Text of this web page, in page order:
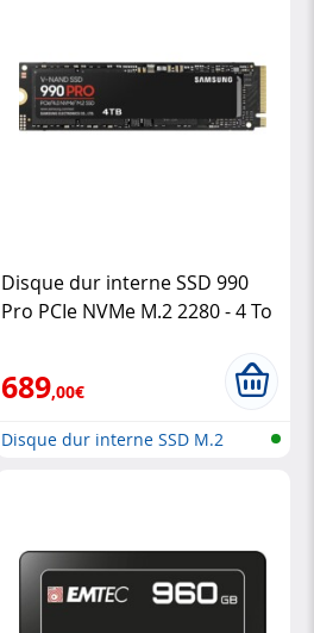
Disque dur interne SSD 990
Pro PCIe NVMe M.2 2280 - 4 To
689,00€
Disque dur interne SSD M.2